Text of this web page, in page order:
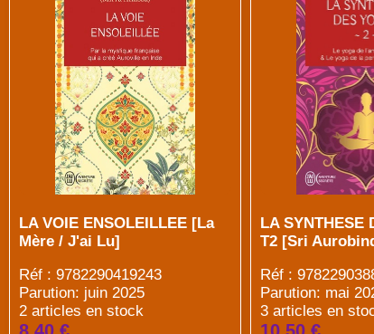
LA VOIE ENSOLEILLEE [La
Mère / J'ai Lu]
Réf : 9782290419243
Parution: juin 2025
2 articles en stock
LA SYNTHESE
T2 [Sri
Réf :
Parution: mai
3 articles en